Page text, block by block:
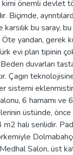
önemli devlet
Biçimde,
bu saray,
Öte yandan,
evi plan tipinin
duvarları
Çagın
sistemi
6 hamamı ve
üstünde, önce
halı serilidir.
Salon, üst